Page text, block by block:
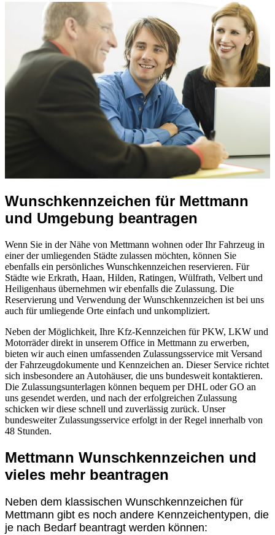
Wunschkennzeichen für Mettmann
und Umgebung beantragen
Wenn Sie in der Nähe von Mettmann wohnen oder Ihr Fahrzeug in
einer der umliegenden Städte zulassen möchten, können Sie
ebenfalls ein persönliches Wunschkennzeichen reservieren. Für
Städte wie Erkrath, Haan, Hilden, Ratingen, Wülfrath, Velbert und
Heiligenhaus übernehmen wir ebenfalls die Zulassung. Die
Reservierung und Verwendung der Wunschkennzeichen ist bei uns
auch für umliegende Orte einfach und unkompliziert.
Neben der Möglichkeit, Ihre Kfz-Kennzeichen für PKW, LKW und
Motorräder direkt in unserem Office in Mettmann zu erwerben,
bieten wir auch einen umfassenden Zulassungsservice mit Versand
der Fahrzeugdokumente und Kennzeichen an. Dieser Service richtet
sich insbesondere an Autohäuser, die uns bundesweit kontaktieren.
Die Zulassungsunterlagen können bequem per DHL oder GO an
uns gesendet werden, und nach der erfolgreichen Zulassung
schicken wir diese schnell und zuverlässig zurück. Unser
bundesweiter Zulassungsservice erfolgt in der Regel innerhalb von
48 Stunden.
Mettmann Wunschkennzeichen und
vieles mehr beantragen
Neben dem klassischen Wunschkennzeichen für
Mettmann gibt es noch andere Kennzeichentypen, die
je nach Bedarf beantragt werden können: